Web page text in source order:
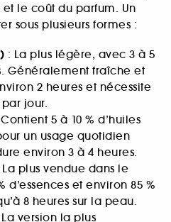
le coût du parfum. Un
sous plusieurs formes :
: La plus légère, avec 3 à 5
Généralement fraîche et
2 heures et nécessite
jour.
5 à 10 % d’huiles
un usage quotidien
environ 3 à 4 heures.
La plus vendue dans le
d’essences et environ 85 %
8 heures sur la peau.
La version la plus